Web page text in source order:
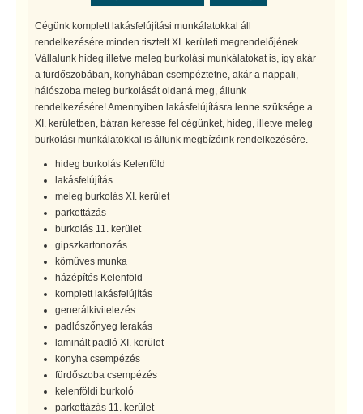
Cégünk komplett lakásfelújítási munkálatokkal áll
rendelkezésére minden tisztelt XI. kerületi megrendelőjének.
Vállalunk hideg illetve meleg burkolási munkálatokat is, így akár
a fürdőszobában, konyhában csempéztetne, akár a nappali,
hálószoba meleg burkolását oldaná meg, állunk
rendelkezésére! Amennyiben lakásfelújításra lenne szüksége a
XI. kerületben, bátran keresse fel cégünket, hideg, illetve meleg
burkolási munkálatokkal is állunk megbízóink rendelkezésére.
hideg burkolás Kelenföld
lakásfelújítás
meleg burkolás XI. kerület
parkettázás
burkolás 11. kerület
gipszkartonozás
kőműves munka
házépítés Kelenföld
komplett lakásfelújítás
generálkivitelezés
padlószőnyeg lerakás
laminált padló XI. kerület
konyha csempézés
fürdőszoba csempézés
kelenföldi burkoló
parkettázás 11. kerület